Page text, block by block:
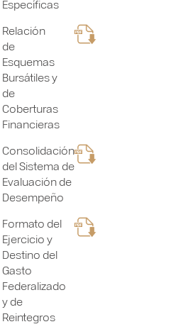
Específicas
Relación
de
Esquemas
Bursátiles y
de
Coberturas
Financieras
Consolidación
del Sistema de
Evaluación de
Desempeño
Formato del
Ejercicio y
Destino del
Gasto
Federalizado
y de
Reintegros